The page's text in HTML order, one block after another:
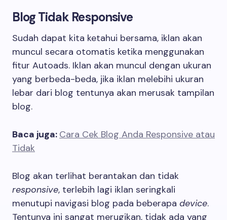
Blog Tidak Responsive
Sudah dapat kita ketahui bersama, iklan akan
muncul secara otomatis ketika menggunakan
fitur Autoads. Iklan akan muncul dengan ukuran
yang berbeda-beda, jika iklan melebihi ukuran
lebar dari blog tentunya akan merusak tampilan
blog.
Baca juga: Cara Cek Blog Anda Responsive atau
Tidak
Blog akan terlihat berantakan dan tidak
responsive, terlebih lagi iklan seringkali
menutupi navigasi blog pada beberapa device.
Tentunya ini sangat merugikan, tidak ada yang